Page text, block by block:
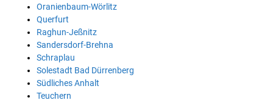
Oranienbaum-Wörlitz
Querfurt
Raghun-Jeßnitz
Sandersdorf-Brehna
Schraplau
Solestadt Bad Dürrenberg
Südliches Anhalt
Teuchern